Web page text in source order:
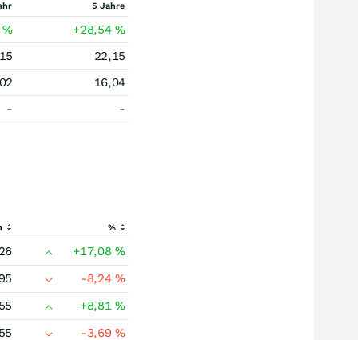
5 Jahre
% +28,54%
22,15
16,04
- -
%
+17,08%
-8,24%
+8,81%
-3,69%